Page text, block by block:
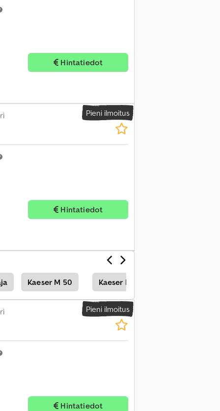
Hintatiedot
Pieni ilmoitus
Hintatiedot
Kaeser M 50 Kaeser M 250
Pieni ilmoitus
Hintatiedot